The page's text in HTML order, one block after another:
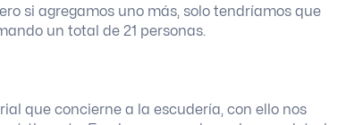
si agregamos uno más, solo tendríamos que
un total de 21 personas.
que concierne a la escudería, con ello nos